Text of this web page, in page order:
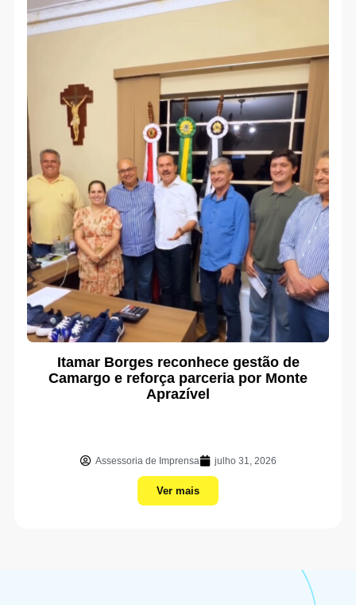
Itamar Borges reconhece gestão de
Camargo e reforça parceria por Monte
Aprazível
Assessoria de Imprensa julho 31, 2026
Ver mais